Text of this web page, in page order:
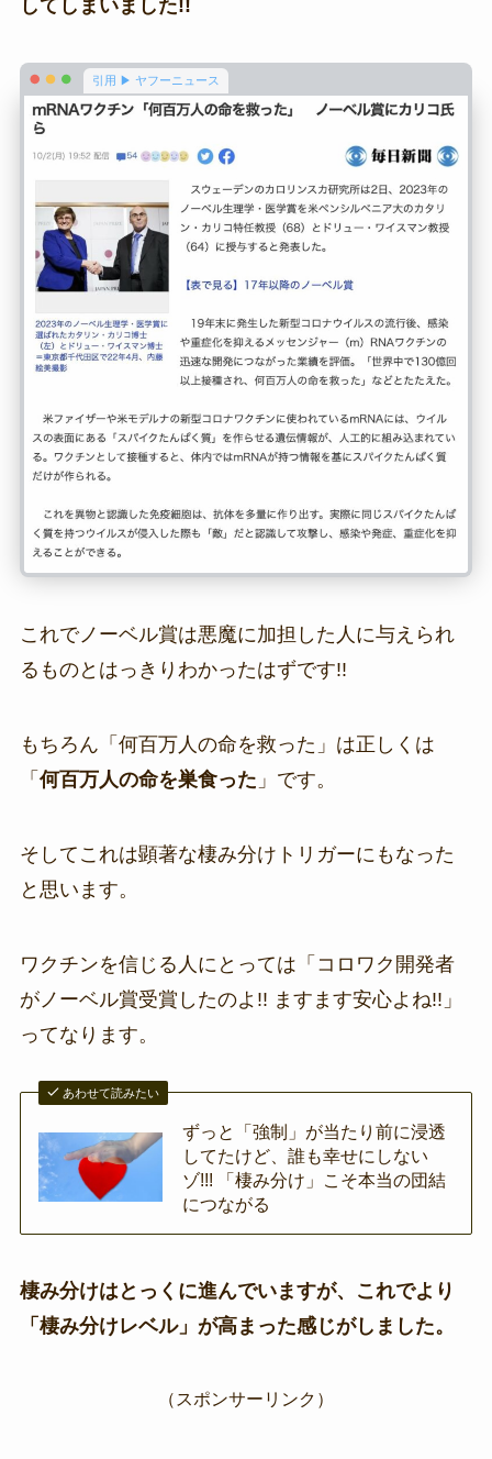
してしまいました!!
引用 ▶ ヤフーニュース
これでノーベル賞は悪魔に加担した人に与えられ
るものとはっきりわかったはずです!!
もちろん「何百万人の命を救った」は正しくは
「 何百万人の命を巣食った 」です。
そしてこれは顕著な棲み分けトリガーにもなった
と思います。
ワクチンを信じる人にとっては「コロワク開発者
がノーベル賞受賞したのよ!! ますます安心よね!!」
ってなります。
あわせて読みたい
ずっと「強制」が当たり前に浸透
してたけど、誰も幸せにしない
ゾ!!! 「棲み分け」こそ本当の団結
につながる
棲み分けはとっくに進んでいますが、これでより
「棲み分けレベル」が高まった感じがしました。
（スポンサーリンク）